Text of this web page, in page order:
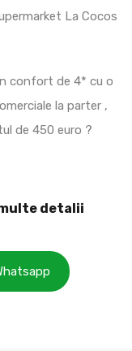
La Cocos
confort de 4* cu o
la parter ,
de 450 euro ?
detalii